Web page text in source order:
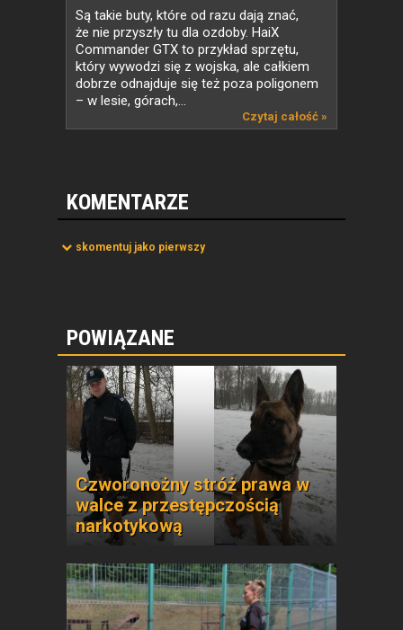
Są takie buty, które od razu dają znać,
że nie przyszły tu dla ozdoby. HaiX
Commander GTX to przykład sprzętu,
który wywodzi się z wojska, ale całkiem
dobrze odnajduje się też poza poligonem
– w lesie, górach,...
Czytaj całość »
KOMENTARZE
skomentuj jako pierwszy
POWIĄZANE
Czworonożny stróż prawa w
walce z przestępczością
narkotykową